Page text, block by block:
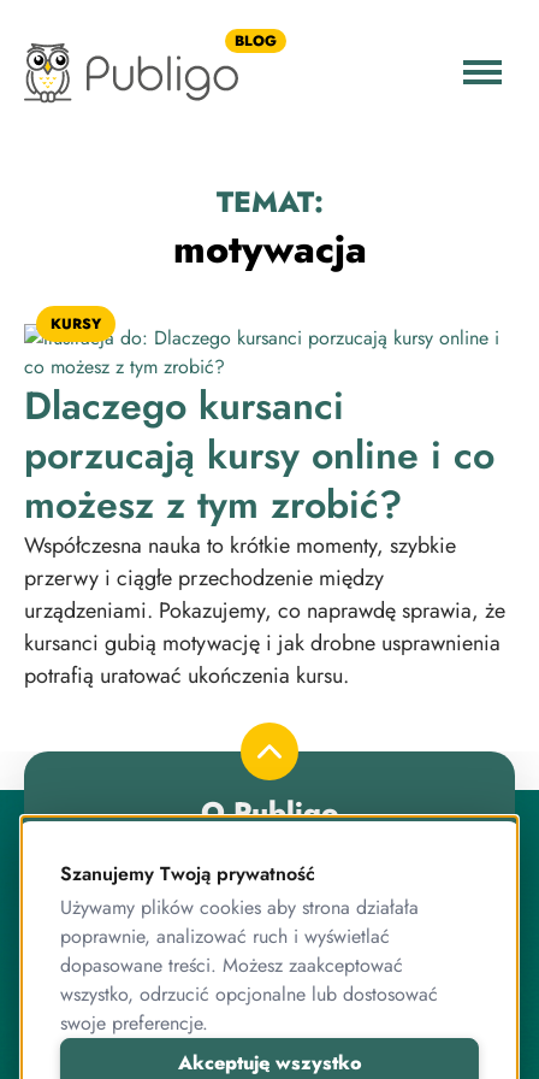
BLOG
TEMAT:
motywacja
KURSY
Dlaczego kursanci
porzucają kursy online i co
możesz z tym zrobić?
Współczesna nauka to krótkie momenty, szybkie
przerwy i ciągłe przechodzenie między
urządzeniami. Pokazujemy, co naprawdę sprawia, że
kursanci gubią motywację i jak drobne usprawnienia
potrafią uratować ukończenia kursu.
O Publigo
zespół przyjaciół, którzy jednocześnie są ekspertami od
programowania.
Pracujemy razem od lat, zarówno przy systemie
sprzedaży kursów, jak i wielu innych projektach
związanych z internetem, IT, elektroniką czy sprzedażą
online.
Szanujemy Twoją prywatność
Używamy plików cookies aby strona działała
poprawnie, analizować ruch i wyświetlać
dopasowane treści. Możesz zaakceptować
wszystko, odrzucić opcjonalne lub dostosować
swoje preferencje.
Akceptuję wszystko